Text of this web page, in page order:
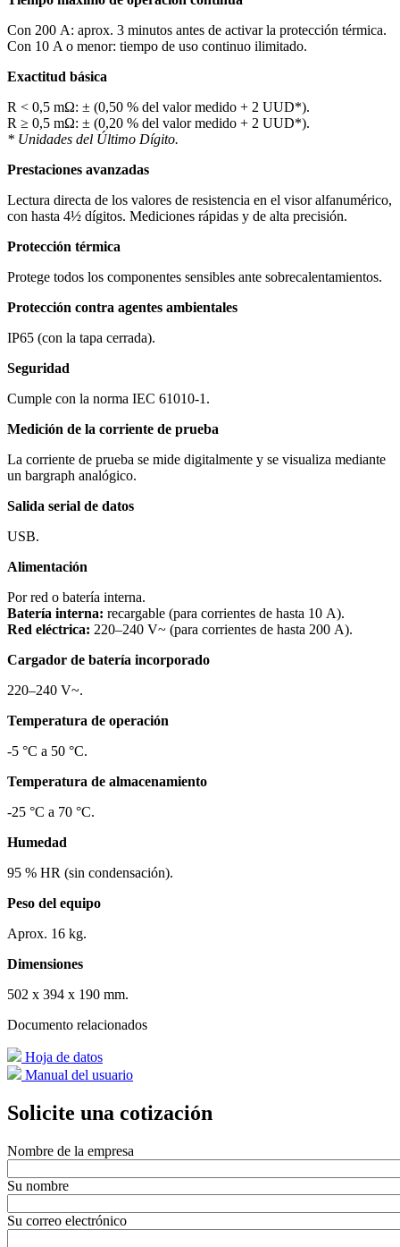
Con 200 A: aprox. 3 minutos antes de activar la protección térmica.
Con 10 A o menor: tiempo de uso continuo ilimitado.
Exactitud básica
R < 0,5 mΩ: ± (0,50 % del valor medido + 2 UUD*).
R ≥ 0,5 mΩ: ± (0,20 % del valor medido + 2 UUD*).
* Unidades del Último Dígito.
Prestaciones avanzadas
Lectura directa de los valores de resistencia en el visor alfanumérico,
con hasta 4½ dígitos. Mediciones rápidas y de alta precisión.
Protección térmica
Protege todos los componentes sensibles ante sobrecalentamientos.
Protección contra agentes ambientales
IP65 (con la tapa cerrada).
Seguridad
Cumple con la norma IEC 61010-1.
Medición de la corriente de prueba
La corriente de prueba se mide digitalmente y se visualiza mediante
un bargraph analógico.
Salida serial de datos
USB.
Alimentación
Por red o batería interna.
Batería interna: recargable (para corrientes de hasta 10 A).
Red eléctrica: 220–240 V~ (para corrientes de hasta 200 A).
Cargador de batería incorporado
220–240 V~.
Temperatura de operación
-5 °C a 50 °C.
Temperatura de almacenamiento
-25 °C a 70 °C.
Humedad
95 % HR (sin condensación).
Peso del equipo
Aprox. 16 kg.
Dimensiones
502 x 394 x 190 mm.
Documento relacionados
Hoja de datos
Manual del usuario
Solicite una cotización
Nombre de la empresa
Su nombre
Su correo electrónico